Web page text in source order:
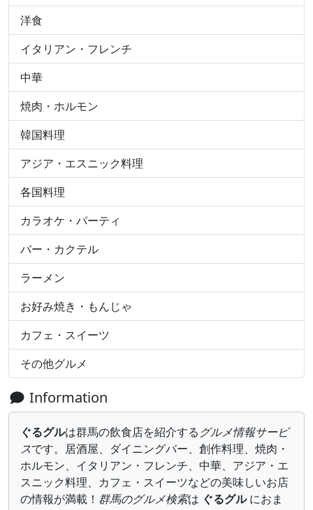
洋食
イタリアン・フレンチ
中華
焼肉・ホルモン
韓国料理
アジア・エスニック料理
各国料理
カラオケ・パーティ
バー・カクテル
ラーメン
お好み焼き・もんじゃ
カフェ・スイーツ
その他グルメ
Information
ぐるグルは群馬の飲食店を紹介する グルメ情報サービ
スです。居酒屋、ダイニングバー、創作料理、焼肉・
ホルモン、イタリアン・フレンチ、中華、アジア・エ
スニック料理、カフェ・スイーツなどの美味しいお店
の情報が満載！ 群馬のグルメ検索は ぐるグルにおま